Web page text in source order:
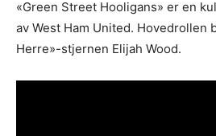
«Green Street Hooligans» er en
av West Ham United. Hovedrollen
Herre»-stjernen Elijah Wood.